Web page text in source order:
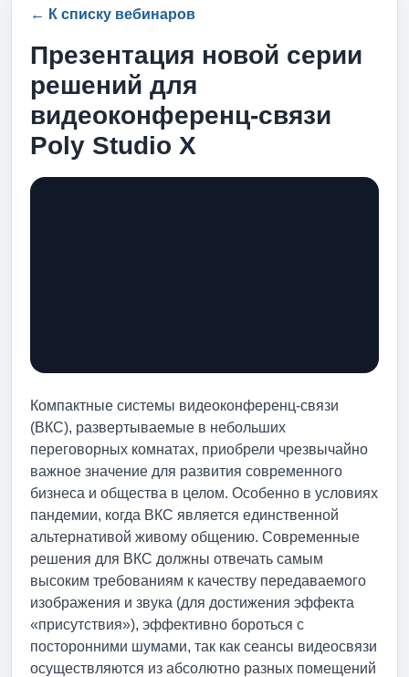
← К списку вебинаров
Презентация новой серии
решений для
видеоконференц-связи
Poly Studio X
Компактные системы видеоконференц-связи
(ВКС), развертываемые в небольших
переговорных комнатах, приобрели чрезвычайно
важное значение для развития современного
бизнеса и общества в целом. Особенно в условиях
пандемии, когда ВКС является единственной
альтернативой живому общению. Современные
решения для ВКС должны отвечать самым
высоким требованиям к качеству передаваемого
изображения и звука (для достижения эффекта
«присутствия»), эффективно бороться с
посторонними шумами, так как сеансы видеосвязи
осуществляются из абсолютно разных помещений